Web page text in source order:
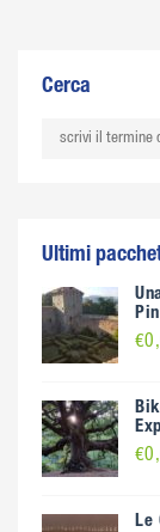
Cerca
Ultimi
Le